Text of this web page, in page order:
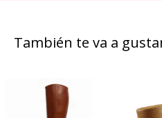
También te va a